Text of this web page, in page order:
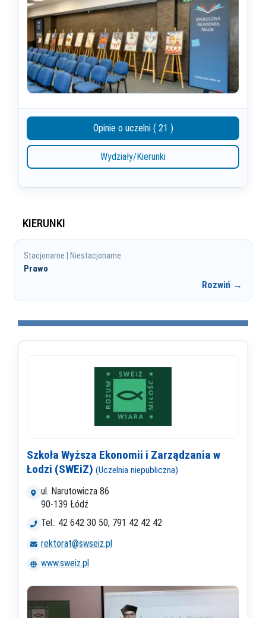
Opinie o uczelni ( 21 )
Wydziały/Kierunki
KIERUNKI
Stacjonarne | Niestacjonarne
Prawo
Rozwiń →
Szkoła Wyższa Ekonomii i Zarządzania w
Łodzi (SWEiZ) (Uczelnia niepubliczna)
ul. Narutowicza 86
90-139 Łódź
Tel.: 42 642 30 50, 791 42 42 42
rektorat@swseiz.pl
www.sweiz.pl